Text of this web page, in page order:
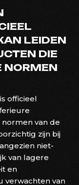
LEIDEN
DIE
NORMEN
officieel
van de
zijn bij
niet-
van lagere
en
verwachten van